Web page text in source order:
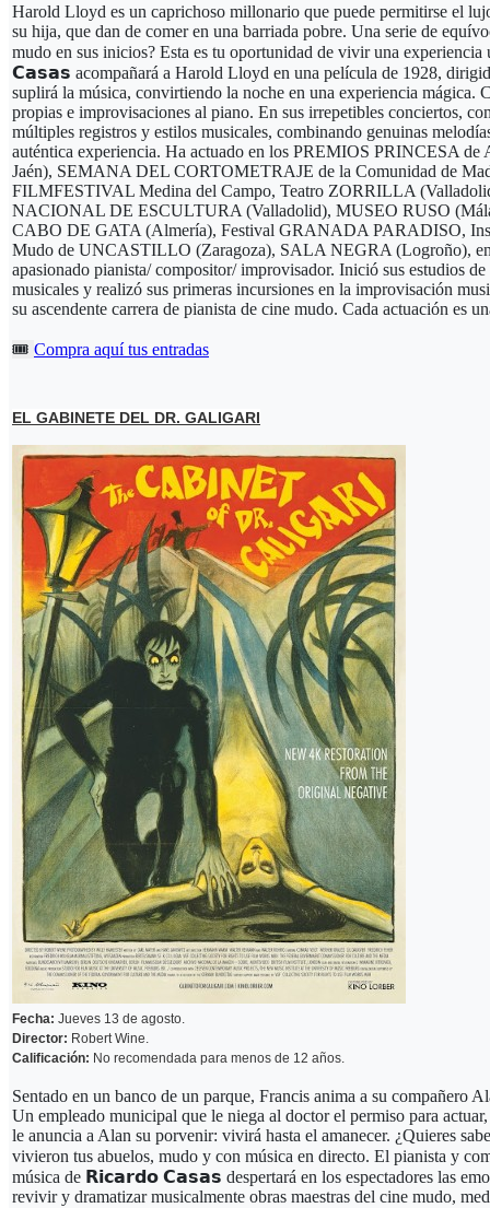
Harold Lloyd es un caprichoso millonario que puede permitirse el
su hija, que dan de comer en una barriada pobre. Una serie de
mudo en sus inicios? Esta es tu oportunidad de vivir una
𝗖𝗮𝘀𝗮𝘀 acompañará a Harold Lloyd en una película de 1928,
suplirá la música, convirtiendo la noche en una experiencia mágica.
propias e improvisaciones al piano. En sus irrepetibles conciertos,
múltiples registros y estilos musicales, combinando genuinas
auténtica experiencia. Ha actuado en los PREMIOS PRINCESA
Jaén), SEMANA DEL CORTOMETRAJE de la Comunidad de
FILMFESTIVAL Medina del Campo, Teatro ZORRILLA
NACIONAL DE ESCULTURA (Valladolid), MUSEO RUSO
CABO DE GATA (Almería), Festival GRANADA PARADISO,
Mudo de UNCASTILLO (Zaragoza), SALA NEGRA (Logroño),
apasionado pianista/ compositor/ improvisador. Inició sus estudios
musicales y realizó sus primeras incursiones en la improvisación
su ascendente carrera de pianista de cine mudo. Cada actuación es
🎟️ Compra aquí tus entradas
EL GABINETE DEL DR. GALIGARI
Fecha: Jueves 13 de agosto.
Director: Robert Wine.
Calificación: No recomendada para menos de 12 años.
Sentado en un banco de un parque, Francis anima a su compañero
Un empleado municipal que le niega al doctor el permiso para
le anuncia a Alan su porvenir: vivirá hasta el amanecer. ¿Quieres
vivieron tus abuelos, mudo y con música en directo. El pianista y
música de 𝗥𝗶𝗰𝗮𝗿𝗱𝗼 𝗖𝗮𝘀𝗮𝘀 despertará en los espectadores las
revivir y dramatizar musicalmente obras maestras del cine mudo,